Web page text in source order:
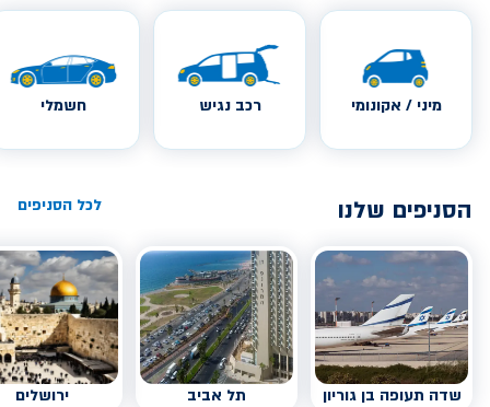
מיני / אקונומי רכב נגיש חשמלי
הסניפים שלנו לכל הסניפים
שדה תעופה בן גוריון תל אביב ירושלים